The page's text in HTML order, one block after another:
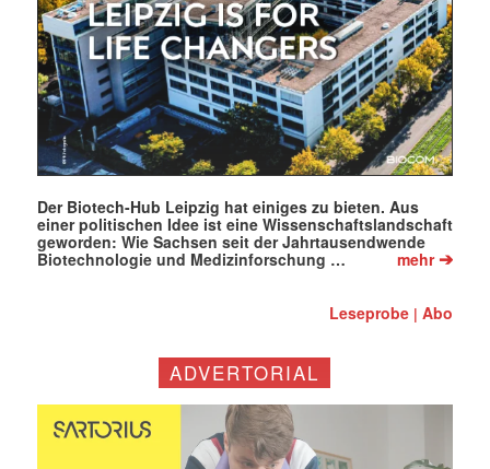
Der Biotech-Hub Leipzig hat einiges zu bieten. Aus
einer politischen Idee ist eine Wissenschaftslandschaft
geworden: Wie Sachsen seit der Jahrtausendwende
Biotechnologie und Medizinforschung …
mehr➔
Leseprobe |Abo
ADVERTORIAL